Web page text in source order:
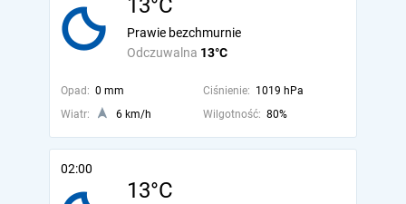
13°C
Odczuwalna 13°C
Prawie bezchmurnie
Opad: 0 mm Ciśnienie: 1019 hPa
Wiatr:
6 km/h Wilgotność: 80%
02:00
13°C